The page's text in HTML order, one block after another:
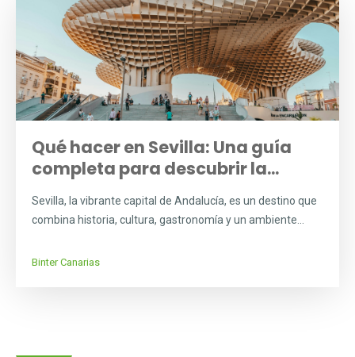
Qué hacer en Sevilla: Una guía
completa para descubrir la...
Sevilla, la vibrante capital de Andalucía, es un destino que
combina historia, cultura, gastronomía y un ambiente...
Binter Canarias